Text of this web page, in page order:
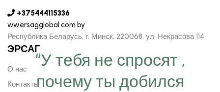
“У тебя не спросят ,
почему ты добился
+375444115336
ww.ersagglobal.com.by
Республика Беларусь, г. Минск, 220068, ул. Некрасова 114
ЭРСАГ
О нас
Контакты